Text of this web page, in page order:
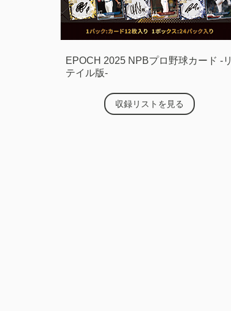
EPOCH 2025 NPBプロ野球カード -リ
テイル版-
収録リストを見る